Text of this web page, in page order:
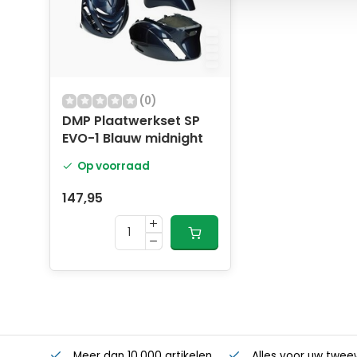
(0)
DMP Plaatwerkset SP
EVO-1 Blauw midnight
Op voorraad
147,95